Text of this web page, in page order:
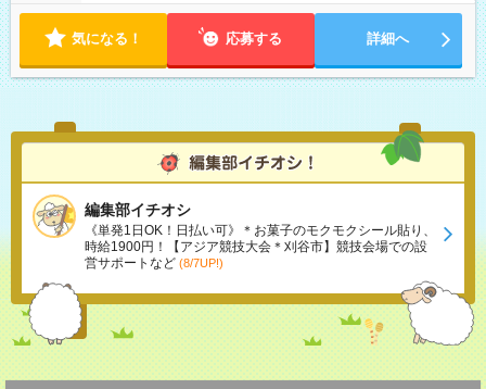
気になる！ 応募する 詳細へ
編集部イチオシ
《単発1日OK！日払い可》＊お菓子のモクモクシール貼り、
時給1900円！【アジア競技大会＊刈谷市】競技会場での設
営サポートなど (8/7UP!)